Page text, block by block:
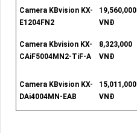
Camera KBvision KX-
E1204FN2
19,560,000
VNĐ
Camera Kbvision KX-
CAiF5004MN2-TiF-A
8,323,000
VNĐ
Camera KBvision KX-
DAi4004MN-EAB
15,011,000
VNĐ